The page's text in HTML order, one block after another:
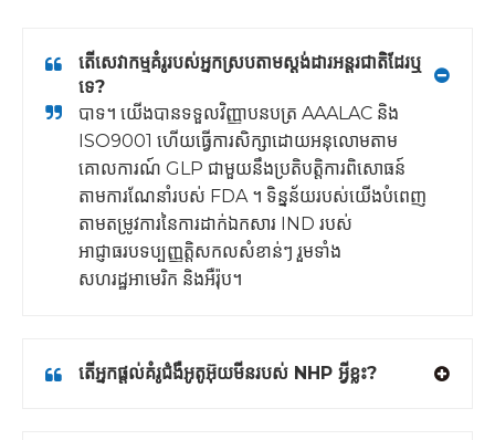
តើសេវាកម្មគំរូរបស់អ្នកស្របតាមស្តង់ដារអន្តរជាតិដែរឬ
ទេ?
បាទ។ យើងបានទទួលវិញ្ញាបនបត្រ AAALAC និង
ISO9001 ហើយធ្វើការសិក្សាដោយអនុលោមតាម
គោលការណ៍ GLP ជាមួយនឹងប្រតិបត្តិការពិសោធន៍
តាមការណែនាំរបស់ FDA ។ ទិន្នន័យរបស់យើងបំពេញ
តាមតម្រូវការនៃការដាក់ឯកសារ IND របស់
អាជ្ញាធរបទប្បញ្ញត្តិសកលសំខាន់ៗ រួមទាំង
សហរដ្ឋអាមេរិក និងអឺរ៉ុប។
តើអ្នកផ្តល់គំរូជំងឺអូតូអ៊ុយមីនរបស់ NHP អ្វីខ្លះ?